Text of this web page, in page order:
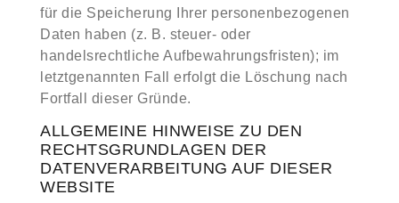
für die Speicherung Ihrer personenbezogenen
Daten haben (z. B. steuer- oder
handelsrechtliche Aufbewahrungsfristen); im
letztgenannten Fall erfolgt die Löschung nach
Fortfall dieser Gründe.
ALLGEMEINE HINWEISE ZU DEN
RECHTSGRUNDLAGEN DER
DATENVERARBEITUNG AUF DIESER
WEBSITE